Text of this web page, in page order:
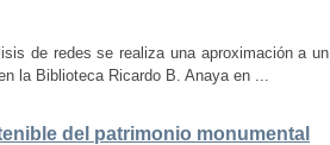
de redes se realiza una aproximación a un
la Biblioteca Ricardo B. Anaya en ...
del patrimonio monumental